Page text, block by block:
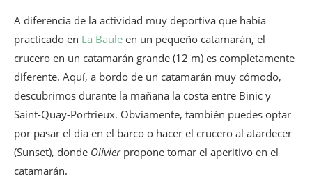
A diferencia de la actividad muy deportiva que había
practicado en La Baule en un pequeño catamarán, el
crucero en un catamarán grande (12 m) es completamente
diferente. Aquí, a bordo de un catamarán muy cómodo,
descubrimos durante la mañana la costa entre Binic y
Saint-Quay-Portrieux. Obviamente, también puedes optar
por pasar el día en el barco o hacer el crucero al atardecer
(Sunset), donde Olivierpropone tomar el aperitivo en el
catamarán.